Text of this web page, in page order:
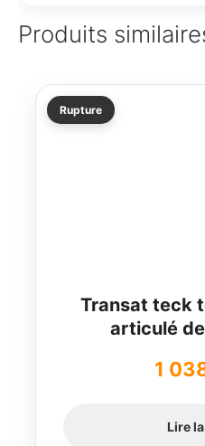
Produits
Rupture
Transat teck
articulé
1
Lire